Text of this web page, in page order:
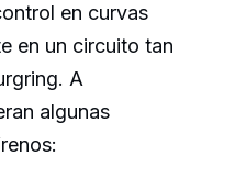
en curvas
en un circuito tan
A
algunas